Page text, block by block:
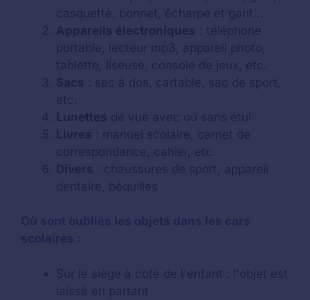
casquette, bonnet, écharpe et gant...
Appareils électroniques : téléphone
portable, lecteur mp3, appareil photo,
tablette, liseuse, console de jeux, etc.
Sacs : sac à dos, cartable, sac de sport,
etc.
Lunettes de vue avec ou sans étui
Livres : manuel scolaire, carnet de
correspondance, cahier, etc.
Divers : chaussures de sport, appareil
dentaire, béquilles
Sur le siège à coté de l'enfant : l'objet est
laissé en partant